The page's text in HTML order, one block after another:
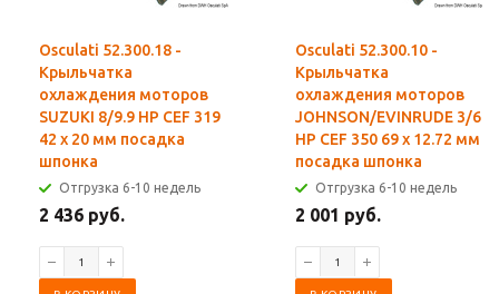
Osculati 52.300.18 -
Крыльчатка
охлаждения моторов
SUZUKI 8/9.9 HP CEF 319
42 x 20 мм посадка
шпонка
Отгрузка 6-10 недель
2 436 руб.
Osculati 52.300.10 -
Крыльчатка
охлаждения моторов
JOHNSON/EVINRUDE 3/6
HP CEF 350 69 x 12.72 мм
посадка шпонка
Отгрузка 6-10 недель
2 001 руб.